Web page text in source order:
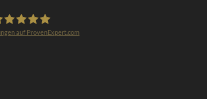
auf ProvenExpert.com